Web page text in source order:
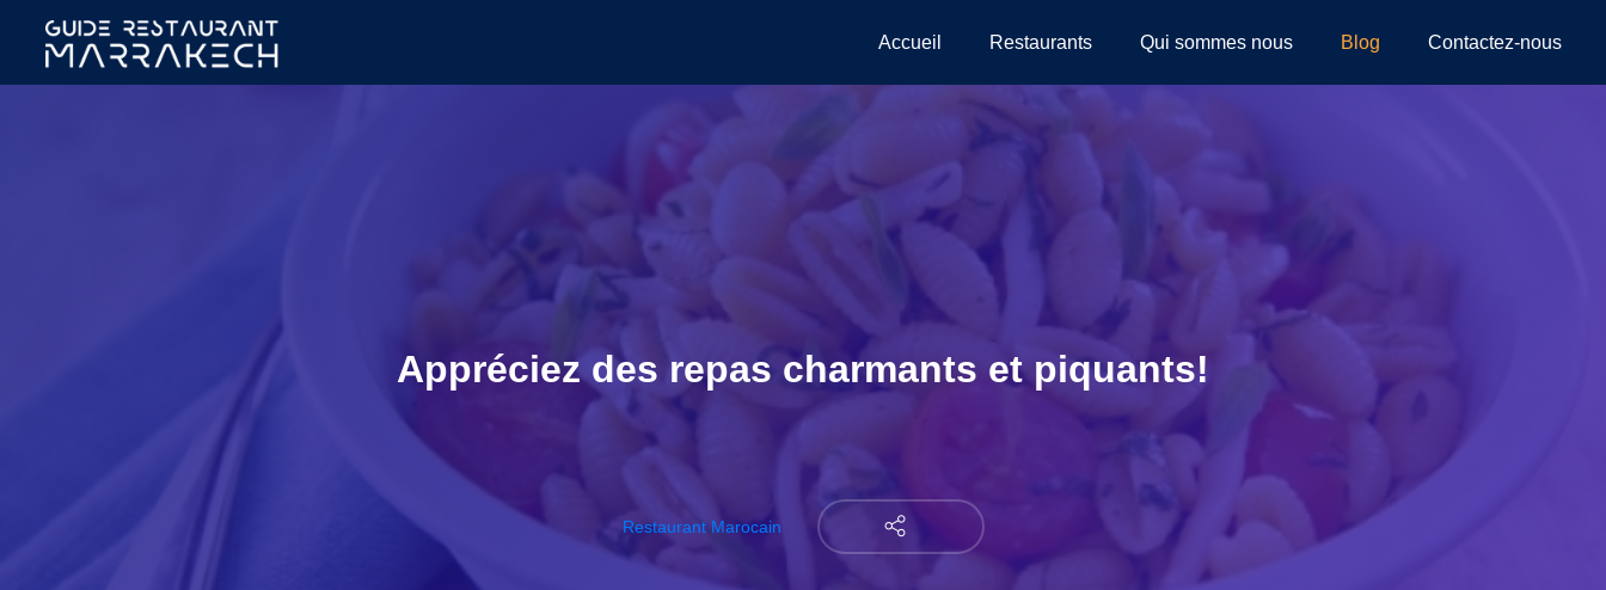
Accueil Restaurants Qui sommes nous Blog Contactez-nous
Appréciez des repas charmants et piquants!
Restaurant Marocain